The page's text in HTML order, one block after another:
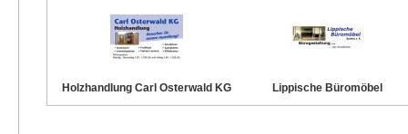
Holzhandlung Carl Osterwald KG Lippische Büromöbel